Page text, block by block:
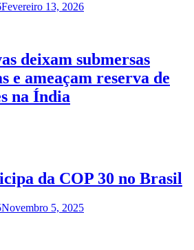
Fevereiro 13, 2026
deixam submersas
e ameaçam reserva de
na Índia
da COP 30 no Brasil
Novembro 5, 2025